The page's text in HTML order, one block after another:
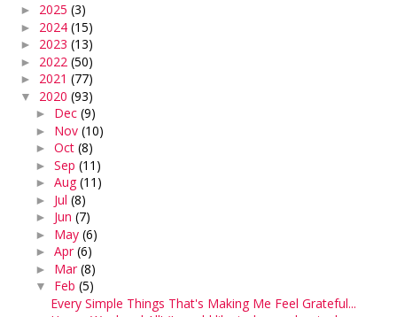
► 2025(3)
► 2024(15)
► 2023(13)
► 2022(50)
► 2021(77)
▼ 2020(93)
► Dec(9)
► Nov(10)
►Oct(8)
►Sep(11)
►Aug(11)
► Jul(8)
► Jun(7)
► May(6)
►Apr(6)
► Mar(8)
▼ Feb(5)
Every Simple Things That's Making Me Feel Grateful...